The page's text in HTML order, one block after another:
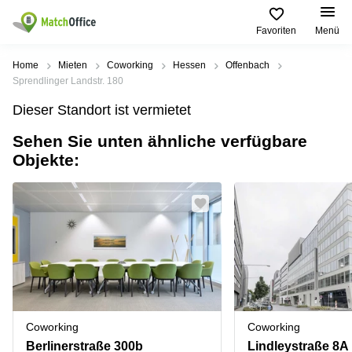
Favoriten Menü
Mieten / Vermieten
Produktseiten
Büro
mieten
Coworking
Seminarraum
Virtuelles
Büro
Beliebte
Städte
Büro
mieten
Geschäftsadresse
Hamburg
Geschäftsadresse
mieten
Düsseldorf
Geschäftsadresse
Stuttgart
Büro
Beliebte
Suchanfragen
Regus
Dortmund
Ruhrallee
Dortmund
Office Club
Ballindamm
3
Rahel-
Hirsch-
Straße
Hilfe
Über uns
Büro vermieten
Preis
Log-in
Home Mieten Coworking Hessen
Offenbach
Sprendlinger Landstr. 180
Dieser Standort ist vermietet
Sehen Sie unten ähnliche verfügbare
Objekte:
Coworking
Berlinerstraße 300b
Coworking
Lindleystraße 8A